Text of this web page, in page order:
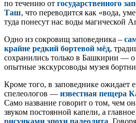
по течению от государственного
Таш, что переводится как «вода,
туда понесут нас воды магической
Одно из сокровищ заповедника –
крайне редкий бортевой мёд,
сохранились только в Башкирии —
опытные экскурсоводы музея
Кроме того, в заповеднике ожидает
спелеологов — известная пещера
Само название говорит о том, чем
звуком постоянной капели, а
рисунками эпохи палеолита.